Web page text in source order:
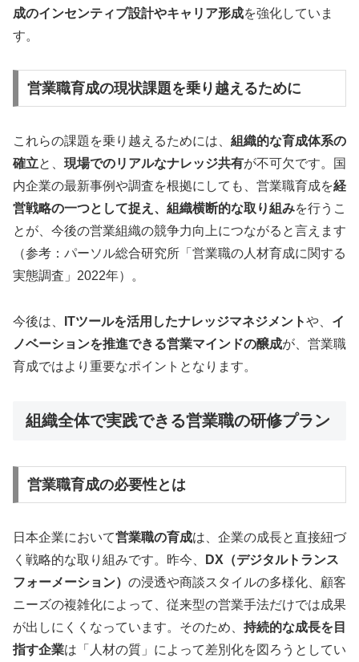
成のインセンティブ設計やキャリア形成を強化していま
す。
営業職育成の現状課題を乗り越えるために
これらの課題を乗り越えるためには、 組織的な育成体系の
確立と、 現場でのリアルなナレッジ共有が不可欠です。国
内企業の最新事例や調査を根拠にしても、営業職育成を経
営戦略の一つとして捉え、組織横断的な取り組みを行うこ
とが、今後の営業組織の競争力向上につながると言えます
（参考：パーソル総合研究所「営業職の人材育成に関する
実態調査」2022年）。
今後は、 ITツールを活用したナレッジマネジメントや、 イ
ノベーションを推進できる営業マインドの醸成が、営業職
育成ではより重要なポイントとなります。
組織全体で実践できる営業職の研修プラン
営業職育成の必要性とは
日本企業において営業職の育成は、企業の成長と直接紐づ
く戦略的な取り組みです。昨今、
DX（デジタルトランス
フォーメーション） の浸透や商談スタイルの多様化、顧客
ニーズの複雑化によって、従来型の営業手法だけでは成果
が出しにくくなっています。そのため、 持続的な成長を目
指す企業は「人材の質」によって差別化を図ろうとしてい